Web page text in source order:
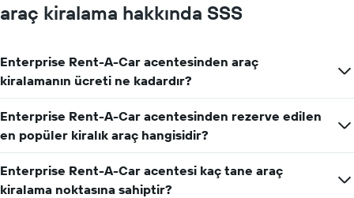
araç kiralama hakkında SSS
Enterprise Rent-A-Car acentesinden araç
kiralamanın ücreti ne kadardır?
Enterprise Rent-A-Car acentesinden rezerve edilen
en popüler kiralık araç hangisidir?
Enterprise Rent-A-Car acentesi kaç tane araç
kiralama noktasına sahiptir?